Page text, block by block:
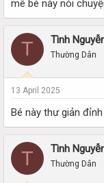
mê bé này nói
T Tình
Thường Dân
13 April 2025
Bé này thư giản
T Tình
Thường Dân